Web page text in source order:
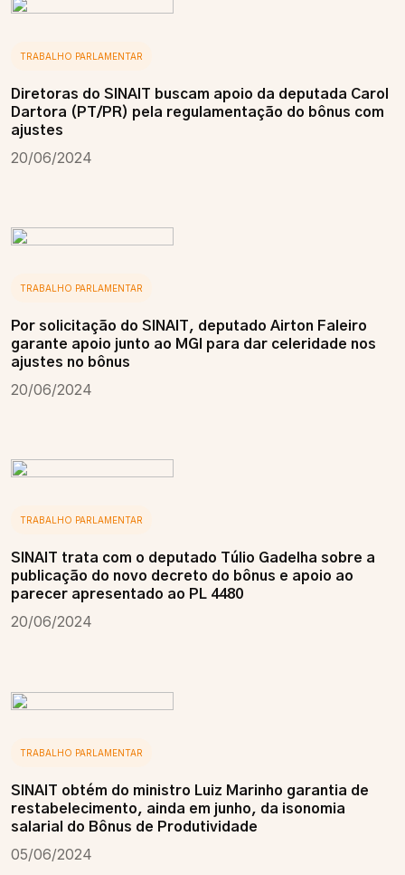
TRABALHO PARLAMENTAR
Diretoras do SINAIT buscam apoio da deputada Carol
Dartora (PT/PR) pela regulamentação do bônus com
ajustes
20/06/2024
TRABALHO PARLAMENTAR
Por solicitação do SINAIT, deputado Airton Faleiro
garante apoio junto ao MGI para dar celeridade nos
ajustes no bônus
20/06/2024
TRABALHO PARLAMENTAR
SINAIT trata com o deputado Túlio Gadelha sobre a
publicação do novo decreto do bônus e apoio ao
parecer apresentado ao PL 4480
20/06/2024
TRABALHO PARLAMENTAR
SINAIT obtém do ministro Luiz Marinho garantia de
restabelecimento, ainda em junho, da isonomia
salarial do Bônus de Produtividade
05/06/2024